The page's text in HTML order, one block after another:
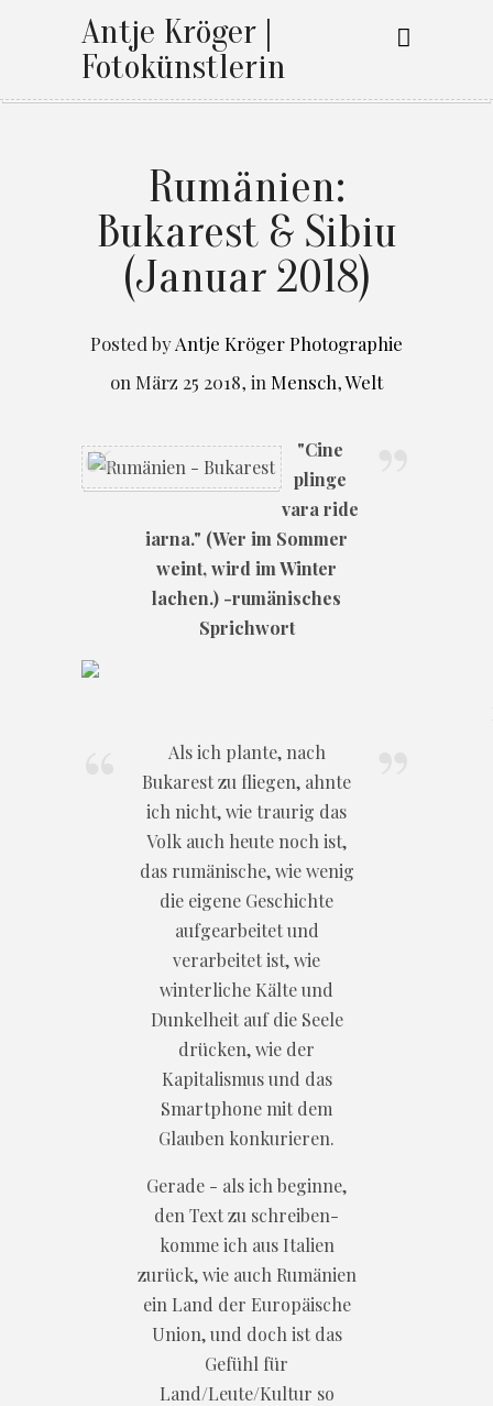
Antje Kröger |
Fotokünstlerin
Rumänien:
Bukarest & Sibiu
(Januar 2018)
Posted byAntje Kröger Photographie
on März 25 2018, in Mensch,Welt
"Cine
plinge
vara ride
iarna." (Wer im Sommer
weint, wird im Winter
lachen.) -rumänisches
Sprichwort
Als ich plante, nach
Bukarest zu fliegen, ahnte
ich nicht, wie traurig das
Volk auch heute noch ist,
das rumänische, wie wenig
die eigene Geschichte
aufgearbeitet und
verarbeitet ist, wie
winterliche Kälte und
Dunkelheit auf die Seele
drücken, wie der
Kapitalismus und das
Smartphone mit dem
Glauben konkurieren.
Gerade - als ich beginne,
den Text zu schreiben-
komme ich aus Italien
zurück, wie auch Rumänien
ein Land der Europäische
Union, und doch ist das
Gefühl für
Land/Leute/Kultur so